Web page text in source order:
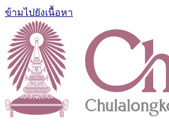
ข้ามไปยังเนื้อหา